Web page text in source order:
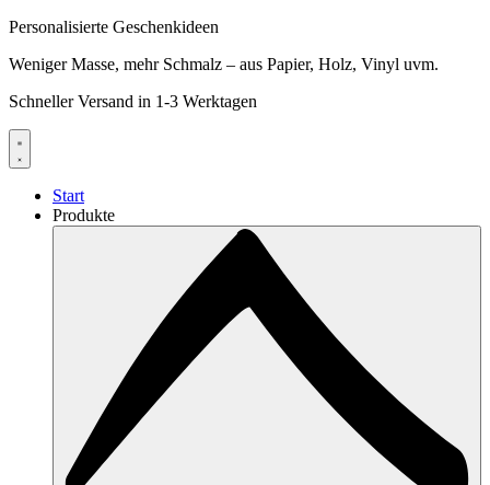
Personalisierte Geschenkideen
Weniger Masse, mehr Schmalz – aus Papier, Holz, Vinyl uvm.
Schneller Versand in 1-3 Werktagen
Start
Produkte